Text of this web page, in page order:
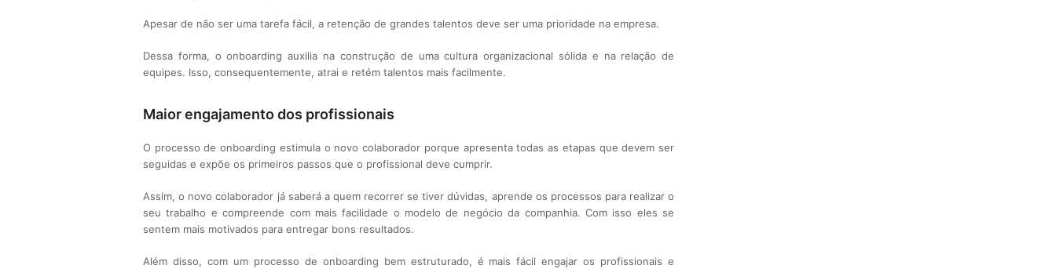
Apesar de não ser uma tarefa fácil, a retenção de grandes talentos deve ser uma prioridade na empresa.
Dessa forma, o onboarding auxilia na construção de uma cultura organizacional sólida e na relação de
equipes. Isso, consequentemente, atrai e retém talentos mais facilmente.
Maior engajamento dos profissionais
O processo de onboarding estimula o novo colaborador porque apresenta todas as etapas que devem ser
seguidas e expõe os primeiros passos que o profissional deve cumprir.
Assim, o novo colaborador já saberá a quem recorrer se tiver dúvidas, aprende os processos para realizar o
seu trabalho e compreende com mais facilidade o modelo de negócio da companhia. Com isso eles se
sentem mais motivados para entregar bons resultados.
Além disso, com um processo de onboarding bem estruturado, é mais fácil engajar os profissionais e